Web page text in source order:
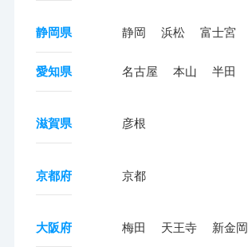
静岡県 静岡 浜松 富士宮
愛知県 名古屋 本山 半田
滋賀県 彦根
京都府 京都
大阪府 梅田 天王寺 新金岡